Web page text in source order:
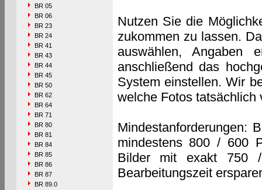
BR 05
BR 06
BR 23
BR 24
BR 41
BR 43
BR 44
BR 45
BR 50
BR 62
BR 64
BR 71
BR 80
BR 81
BR 84
BR 85
BR 86
BR 87
BR 89.0
Nutzen Sie die
zukommen zu lassen.
auswählen, Angaben
anschließend das
System einstellen. Wir
welche Fotos tatsächlich
Mindestanforderungen:
mindestens 800 / 600
Bilder mit exakt 750
Bearbeitungszeit